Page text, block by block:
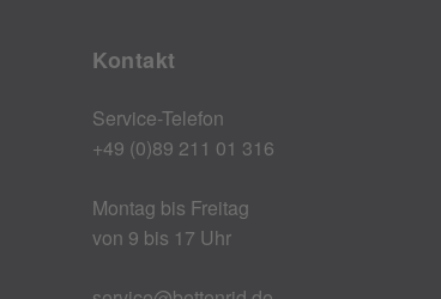
Kontakt
Service-Telefon
+49 (0)89 211 01 316
Montag bis Freitag
von 9 bis 17 Uhr